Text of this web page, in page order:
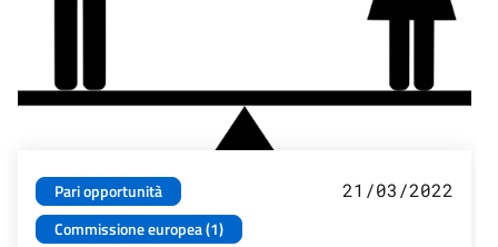
Pari opportunità
Commissione europea (1)
21/03/2022